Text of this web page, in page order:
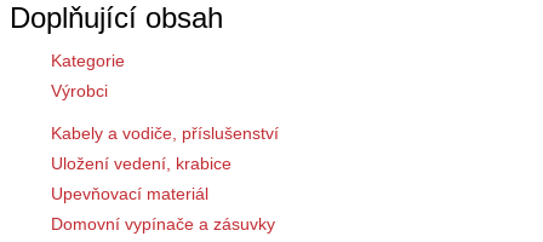
Doplňující obsah
Kategorie
Výrobci
Kabely a vodiče, příslušenství
Uložení vedení, krabice
Upevňovací materiál
Domovní vypínače a zásuvky